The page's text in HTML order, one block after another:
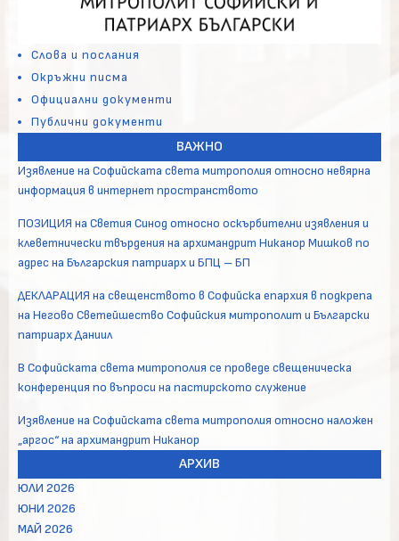
Слова и послания
Окръжни писма
Официални документи
Публични документи
ВАЖНО
Изявление на Софийската света митрополия относно невярна
информация в интернет пространството
ПОЗИЦИЯ на Светия Синод относно оскърбителни изявления и
клеветнически твърдения на архимандрит Никанор Мишков по
адрес на Българския патриарх и БПЦ – БП
ДЕКЛАРАЦИЯ на свещенството в Софийска епархия в подкрепа
на Негово Светейшество Софийския митрополит и Български
патриарх Даниил
В Софийската света митрополия се проведе свещеническа
конференция по въпроси на пастирското служение
Изявление на Софийската света митрополия относно наложен
„аргос“ на архимандрит Никанор
АРХИВ
ЮЛИ 2026
ЮНИ 2026
МАЙ 2026